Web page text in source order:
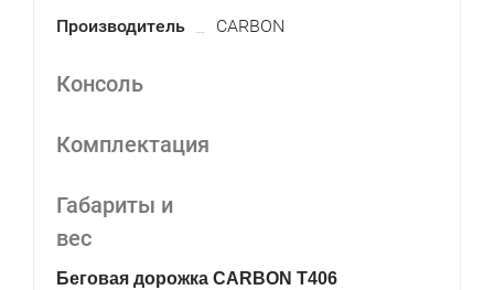
Производитель
CARBON
Консоль
Комплектация
Габариты и
вес
Беговая дорожка CARBON T406